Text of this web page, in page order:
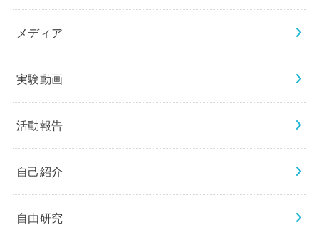
メディア
実験動画
活動報告
自己紹介
自由研究